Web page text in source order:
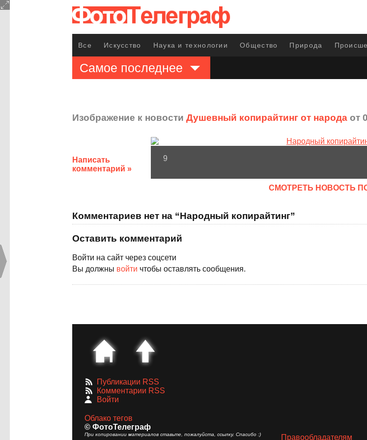
Все Искусство Наука и технологии Общество Природа
Самое последнее
Изображение к новости Душевный копирайтинг от народа от
Написать
комментарий »
9
CМОТРЕТЬ НОВОСТЬ
Комментариев нет на “Народный копирайтинг”
Оставить комментарий
Войти на сайт через соцсети
Вы должны войти чтобы оставлять сообщения.
Публикации RSS
Комментарии RSS
Войти
Облако тегов
© ФотоТелеграф
При копировании материалов ставьте, пожалуйста, ссылку. Спасибо :) Правообладателям